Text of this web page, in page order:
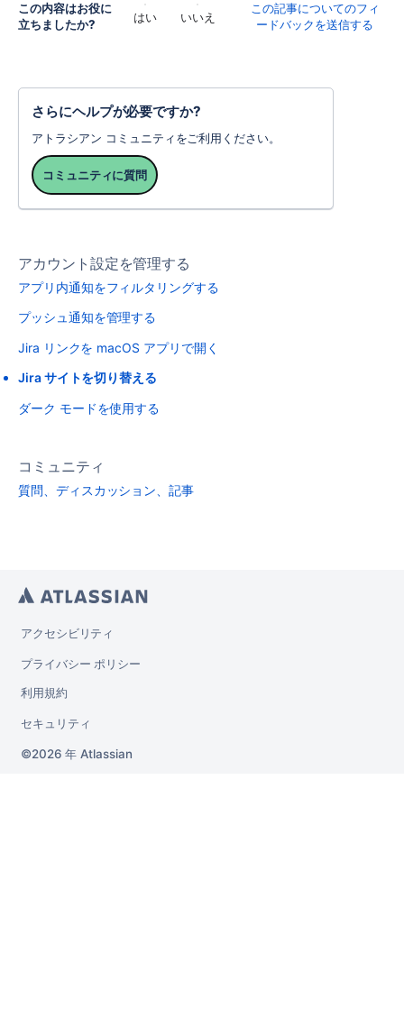
この内容はお役に
立ちましたか?
はい いいえ
この記事についてのフィ
ードバックを送信する
さらにヘルプが必要ですか?
アトラシアン コミュニティをご利用ください。
コミュニティに質問
アカウント設定を管理する
アプリ内通知をフィルタリングする
プッシュ通知を管理する
Jira リンクを macOS アプリで開く
Jira サイトを切り替える
ダーク モードを使用する
コミュニティ
質問、ディスカッション、記事
アクセシビリティ
プライバシー ポリシー
利用規約
セキュリティ
2026 年 Atlassian